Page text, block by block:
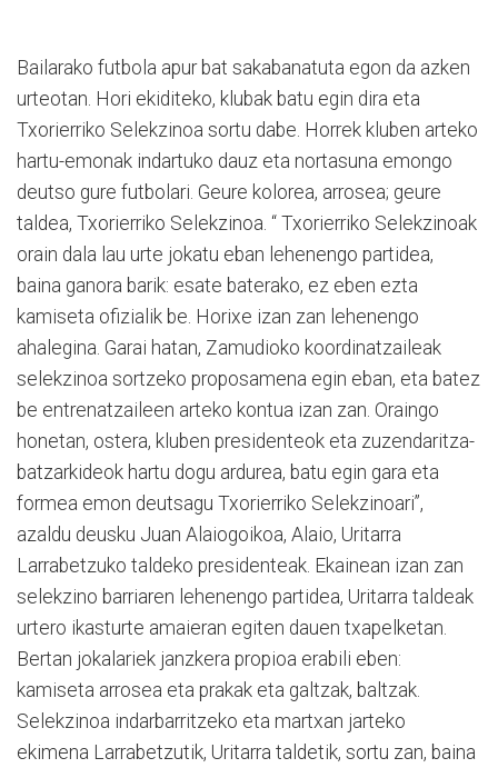
Bailarako futbola apur bat sakabanatuta egon da azken
urteotan. Hori ekiditeko, klubak batu egin dira eta
Txorierriko Selekzinoa sortu dabe. Horrek kluben arteko
hartu-emonak indartuko dauz eta nortasuna emongo
deutso gure futbolari. Geure kolorea, arrosea; geure
taldea, Txorierriko Selekzinoa. “ Txorierriko Selekzinoak
orain dala lau urte jokatu eban lehenengo partidea,
baina ganora barik: esate baterako, ez eben ezta
kamiseta ofizialik be. Horixe izan zan lehenengo
ahalegina. Garai hatan, Zamudioko koordinatzaileak
selekzinoa sortzeko proposamena egin eban, eta batez
be entrenatzaileen arteko kontua izan zan. Oraingo
honetan, ostera, kluben presidenteok eta zuzendaritza-
batzarkideok hartu dogu ardurea, batu egin gara eta
formea emon deutsagu Txorierriko Selekzinoari”,
azaldu deusku Juan Alaiogoikoa, Alaio, Uritarra
Larrabetzuko taldeko presidenteak. Ekainean izan zan
selekzino barriaren lehenengo partidea, Uritarra taldeak
urtero ikasturte amaieran egiten dauen txapelketan.
Bertan jokalariek janzkera propioa erabili eben:
kamiseta arrosea eta prakak eta galtzak, baltzak.
Selekzinoa indarbarritzeko eta martxan jarteko
ekimena Larrabetzutik, Uritarra taldetik, sortu zan, baina